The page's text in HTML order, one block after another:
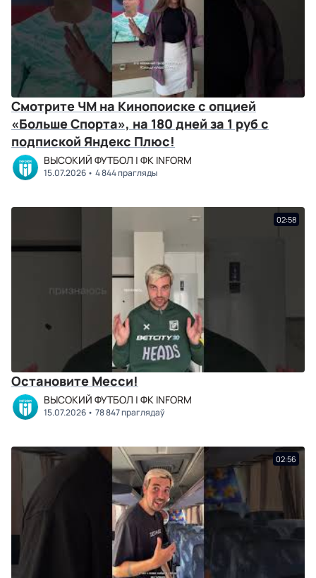
Смотрите ЧМ на Кинопоиске с опцией
«Больше Спорта», на 180 дней за 1 руб с
подпиской Яндекс Плюс!
ВЫСОКИЙ ФУТБОЛ | ФК INFORM
15.07.2026 4 844 прагляды
02:58
Остановите Месси!
ВЫСОКИЙ ФУТБОЛ | ФК INFORM
15.07.2026 78 847 праглядаў
02:56